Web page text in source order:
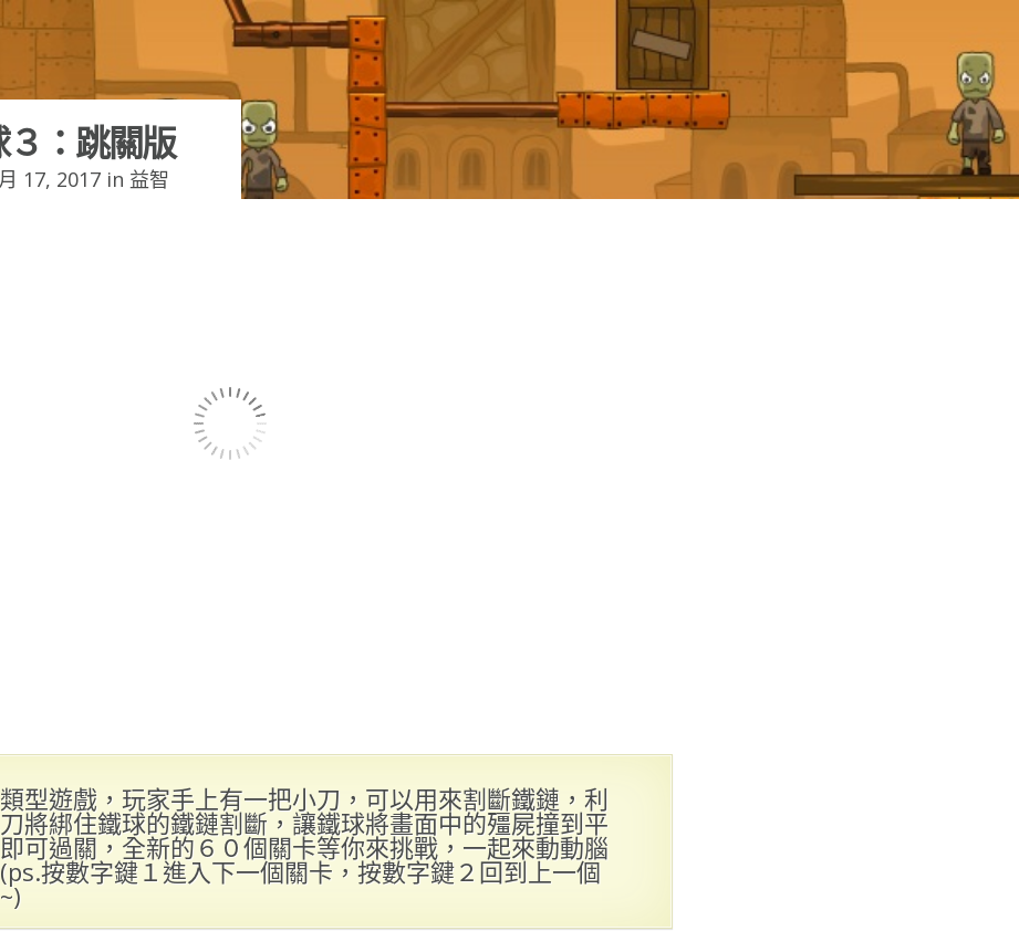
：跳關版
17, 2017 in 益智
型遊戲，玩家手上有一把小刀，可以用來割斷鐵鏈，利
將綁住鐵球的鐵鏈割斷，讓鐵球將畫面中的殭屍撞到平
可過關，全新的６０個關卡等你來挑戰，一起來動動腦
按數字鍵１進入下一個關卡，按數字鍵２回到上一個